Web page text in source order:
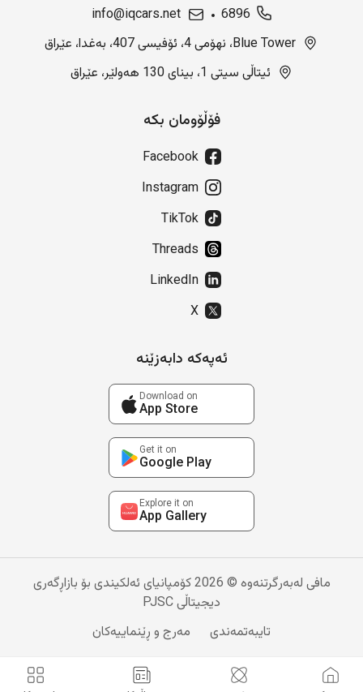
6896
info@iqcars.net
Blue Tower، نهۆمی 4، ئۆفیسی 407، بەغدا، عێراق
ئیتاڵی سیتی 1، بینای 130 هەولێر، عێراق
فۆڵۆومان بکە
Facebook
Instagram
TikTok
Threads
LinkedIn
X
ئەپەکە دابەزێنە
Download on
App Store
Get it on
Google Play
Explore it on
App Gallery
مافی لەبەرگرتنەوە © 2026 کۆمپانیای ئەلکیندی بۆ بازاڕگەری
دیجیتاڵی PJSC
تایبەتمەندی
مەرج و ڕێنماییەکان